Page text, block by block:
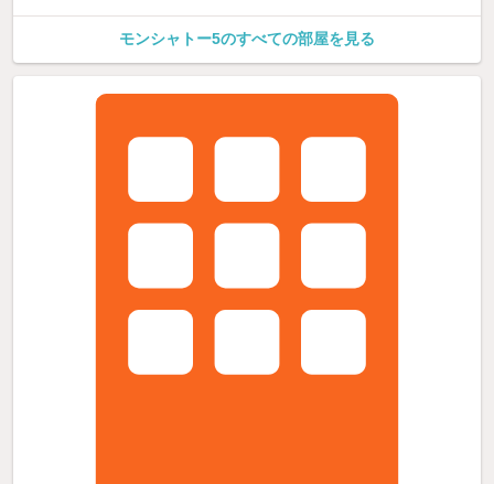
モンシャトー5のすべての部屋を見る